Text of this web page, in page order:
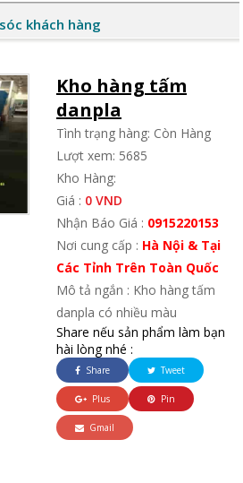
khách hàng
Kho hàng tấm
danpla
Tình trạng hàng: Còn Hàng
Lượt xem: 5685
Kho Hàng:
Giá : 0 VND
Nhận Báo Giá : 0915220153
Nơi cung cấp : Hà Nội & Tại
Các Tỉnh Trên Toàn Quốc
Mô tả ngắn : Kho hàng tấm
danpla có nhiều màu
Share nếu sản phẩm làm bạn
hài lòng nhé :
Share Tweet
Plus Pin
Gmail